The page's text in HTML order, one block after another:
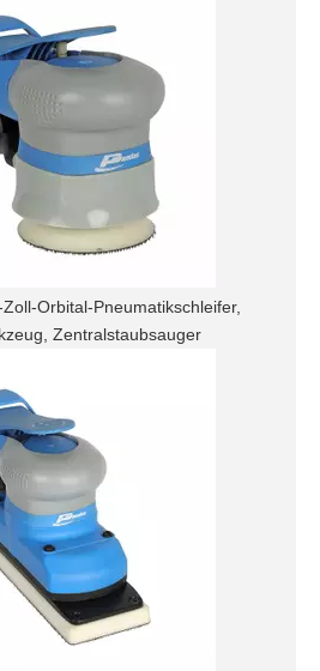
Orbital-Pneumatikschleifer,
Zentralstaubsauger